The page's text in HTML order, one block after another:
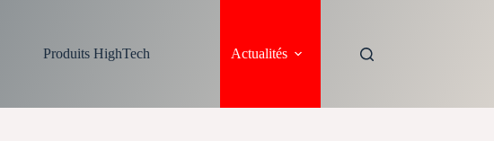
Produits HighTech Actualités